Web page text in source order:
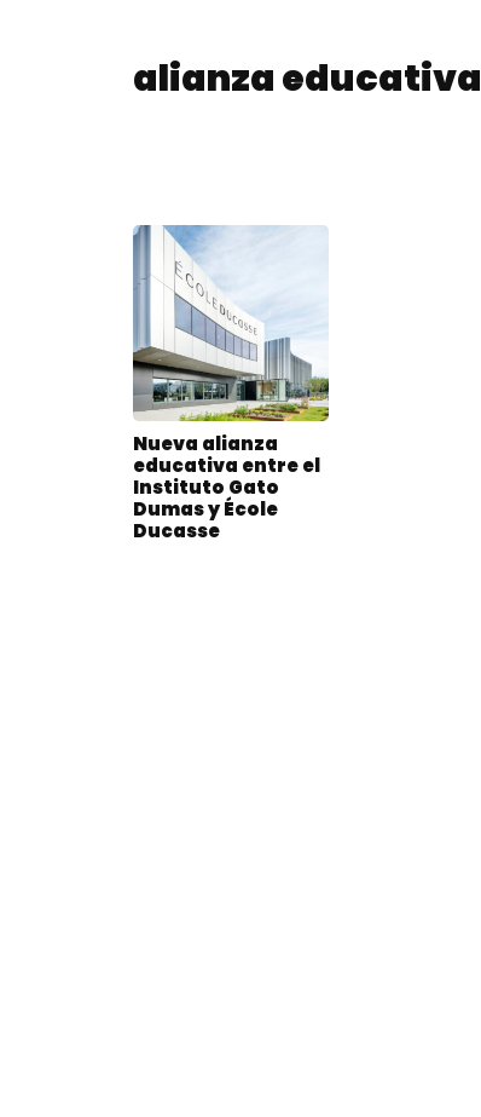
alianza educativa
Nueva alianza
educativa entre el
Instituto Gato
Dumas y École
Ducasse